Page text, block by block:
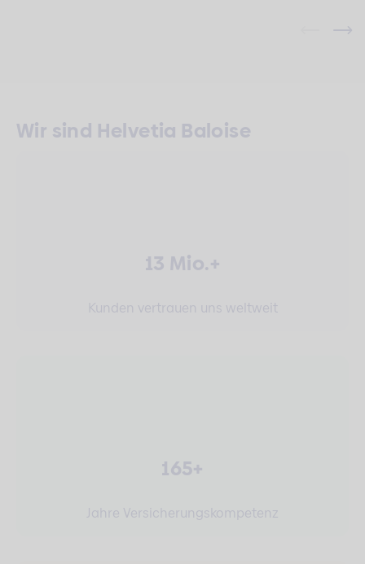
Wir sind Helvetia Baloise
13 Mio.+
Kunden vertrauen uns weltweit
165+
Jahre Versicherungskompetenz